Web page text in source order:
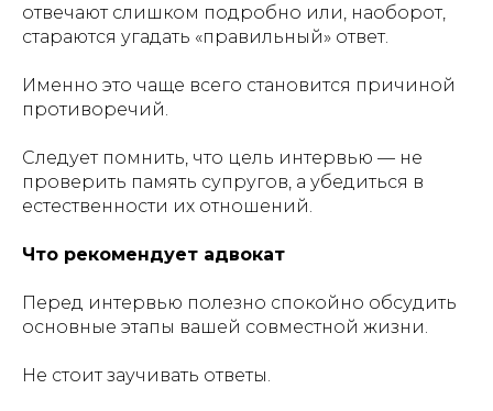
отвечают слишком подробно или, наоборот,
стараются угадать «правильный» ответ.
Именно это чаще всего становится причиной
противоречий.
Следует помнить, что цель интервью — не
проверить память супругов, а убедиться в
естественности их отношений.
Что рекомендует адвокат
Перед интервью полезно спокойно обсудить
основные этапы вашей совместной жизни.
Не стоит заучивать ответы.